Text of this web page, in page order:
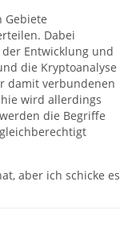
Gebiete
Dabei
Entwicklung und
die Kryptoanalyse
damit verbundenen
wird allerdings
die Begriffe
aber ich schicke es